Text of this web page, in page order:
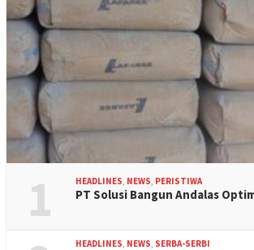
1 HEADLINES, NEWS, PERISTIWA
PT Solusi Bangun Andalas
HEADLINES, NEWS, SERBA-SERBI